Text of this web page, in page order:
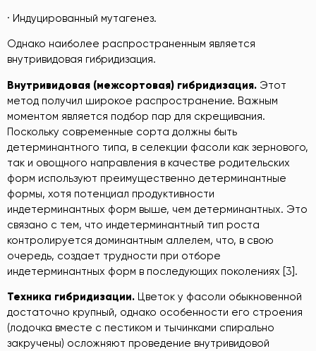
· Индуцированный мутагенез.
Однако наиболее распространенным является
внутривидовая гибридизация.
Внутривидовая (межсортовая) гибридизация. Этот
метод получил широкое распространение. Важным
моментом является подбор пар для скрещивания.
Поскольку современные сорта должны быть
детерминантного типа, в селекции фасоли как зернового,
так и овощного направления в качестве родительских
форм используют преимущественно детерминантные
формы, хотя потенциал продуктивности
индетерминантных форм выше, чем детерминантных. Это
связано с тем, что индетерминантный тип роста
контролируется доминантным аллелем, что, в свою
очередь, создает трудности при отборе
индетерминантных форм в последующих поколениях [3].
Техника гибридизации. Цветок у фасоли обыкновенной
достаточно крупный, однако особенности его строения
(лодочка вместе с пестиком и тычинками спирально
закручены) осложняют проведение внутривидовой